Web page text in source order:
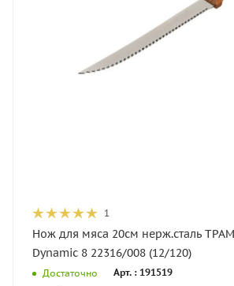
1
Нож для мяса 20см нерж.сталь
Dynamic 8 22316/008 (12/120)
Достаточно Арт. : 191519